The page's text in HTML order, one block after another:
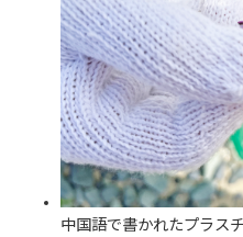
中国語で書かれたプラス